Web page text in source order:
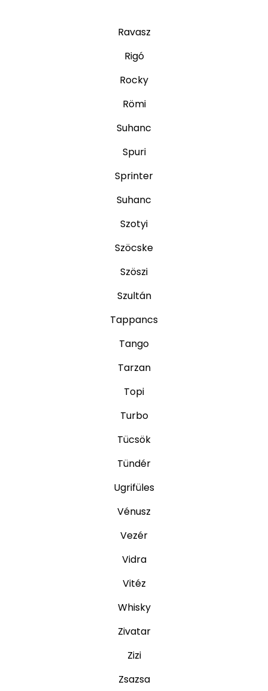
Ravasz
Rigó
Rocky
Römi
Suhanc
Spuri
Sprinter
Suhanc
Szotyi
Szöcske
Szöszi
Szultán
Tappancs
Tango
Tarzan
Topi
Turbo
Tücsök
Tündér
Ugrifüles
Vénusz
Vezér
Vidra
Vitéz
Whisky
Zivatar
Zizi
Zsazsa